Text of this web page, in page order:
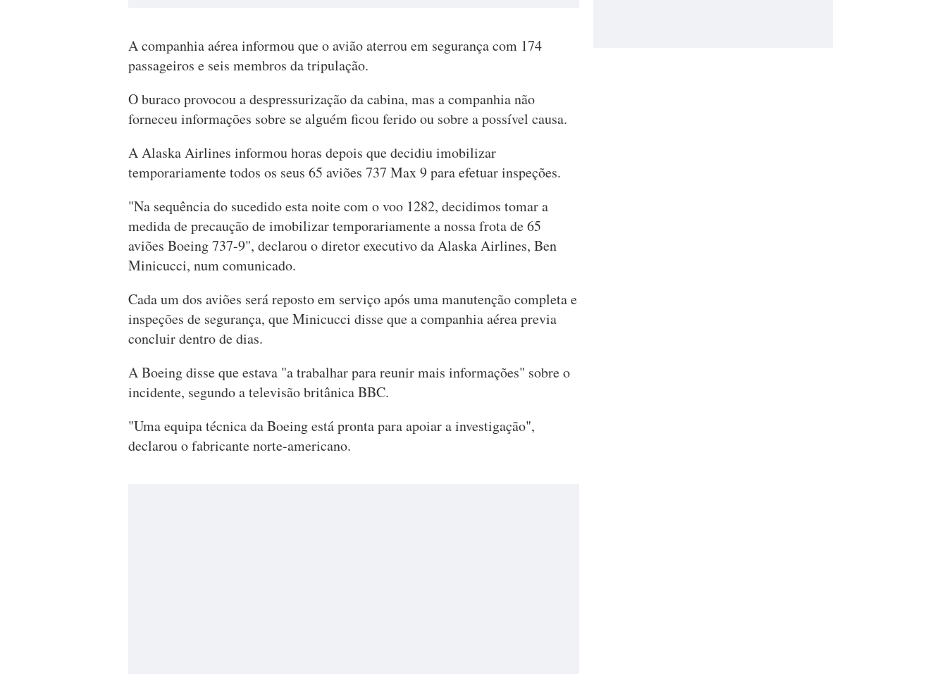
A companhia aérea informou que o avião aterrou em segurança com 174
passageiros e seis membros da tripulação.
O buraco provocou a despressurização da cabina, mas a companhia não
forneceu informações sobre se alguém ficou ferido ou sobre a possível causa.
A Alaska Airlines informou horas depois que decidiu imobilizar
temporariamente todos os seus 65 aviões 737 Max 9 para efetuar inspeções.
"Na sequência do sucedido esta noite com o voo 1282, decidimos tomar a
medida de precaução de imobilizar temporariamente a nossa frota de 65
aviões Boeing 737-9", declarou o diretor executivo da Alaska Airlines, Ben
Minicucci, num comunicado.
Cada um dos aviões será reposto em serviço após uma manutenção completa e
inspeções de segurança, que Minicucci disse que a companhia aérea previa
concluir dentro de dias.
A Boeing disse que estava "a trabalhar para reunir mais informações" sobre o
incidente, segundo a televisão britânica BBC.
"Uma equipa técnica da Boeing está pronta para apoiar a investigação",
declarou o fabricante norte-americano.